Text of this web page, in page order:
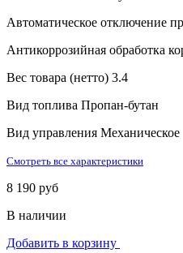
Автоматическое отключение
Антикоррозийная обработка
Вес товара (нетто) 3.4
Вид топлива Пропан-бутан
Вид управления Механическое
Смотреть все характеристики
8 190 руб
В наличии
Добавить в корзину